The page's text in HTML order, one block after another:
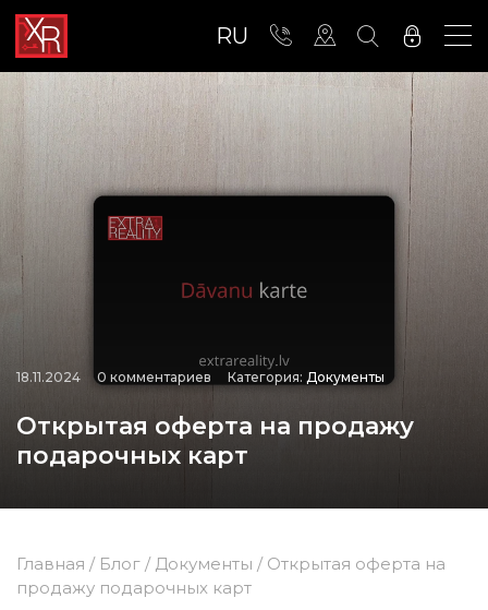
RU
18.11.2024 0 комментариев Категория: Документы
Открытая оферта на продажу
подарочных карт
Главная / Блог / Документы / Открытая оферта на
продажу подарочных карт